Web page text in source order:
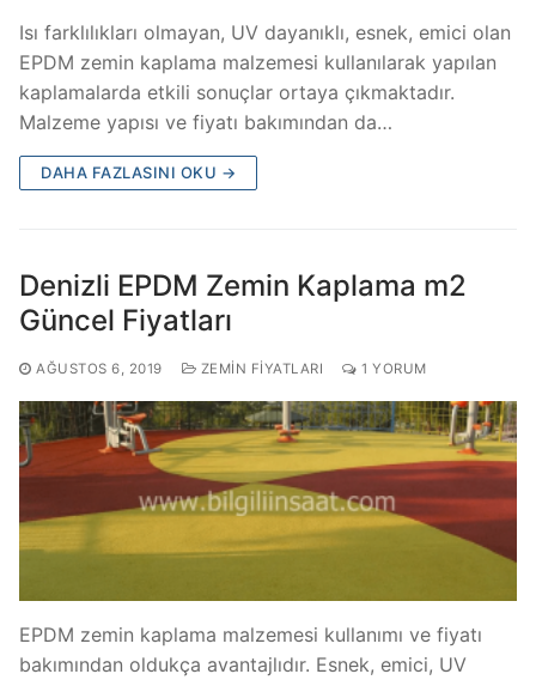
Isı farklılıkları olmayan, UV dayanıklı, esnek, emici olan
EPDM zemin kaplama malzemesi kullanılarak yapılan
kaplamalarda etkili sonuçlar ortaya çıkmaktadır.
Malzeme yapısı ve fiyatı bakımından da…
DAHA FAZLASINI OKU →
Denizli EPDM Zemin Kaplama m2
Güncel Fiyatları
AĞUSTOS 6, 2019 ZEMIN FIYATLARI 1 YORUM
EPDM zemin kaplama malzemesi kullanımı ve fiyatı
bakımından oldukça avantajlıdır. Esnek, emici, UV